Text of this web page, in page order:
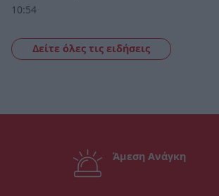
10:54
Δείτε όλες τις ειδήσεις
Άμεση Ανάγκη